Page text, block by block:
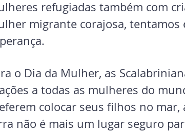
refugiadas também com
migrante corajosa,
o Dia da Mulher, as
a todas as mulheres do
colocar seus filhos no
não é mais um lugar seguro